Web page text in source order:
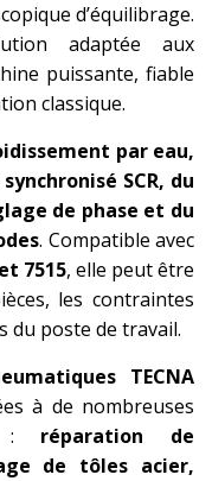
d’équilibrage.
adaptée aux
puissante, fiable
classique.
par eau,
SCR, du
de phase et du
. Compatible avec
7515, elle peut être
les contraintes
du poste de travail.
TECNA
à de nombreuses
: réparation de
de tôles acier,